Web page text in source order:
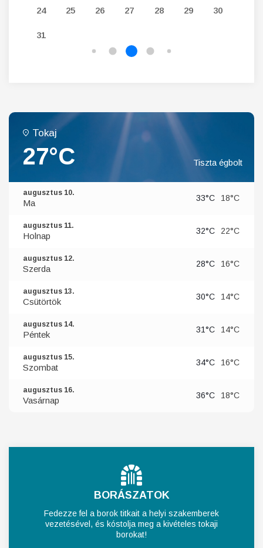
24 25 26 27 28 29 30
31
Tokaj
27°C Tiszta égbolt
augusztus 10.
Ma 33°C 18°C
augusztus 11.
Holnap 32°C 22°C
augusztus 12.
Szerda 28°C 16°C
augusztus 13.
Csütörtök 30°C 14°C
augusztus 14.
Péntek 31°C 14°C
augusztus 15.
Szombat 34°C 16°C
augusztus 16.
Vasárnap 36°C 18°C
BORÁSZATOK
Fedezze fel a borok titkait a helyi szakemberek
vezetésével, és kóstolja meg a kivételes tokaji
borokat!